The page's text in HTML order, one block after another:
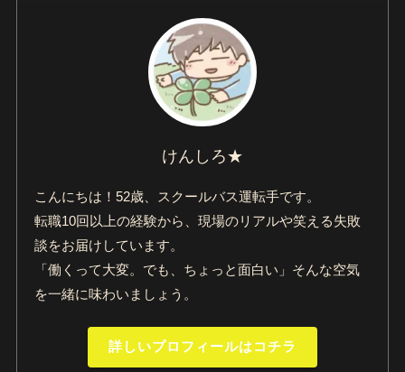
けんしろ★
こんにちは！52歳、スクールバス運転手です。
転職10回以上の経験から、現場のリアルや笑える失敗
談をお届けしています。
「働くって大変。でも、ちょっと面白い」そんな空気
を一緒に味わいましょう。
詳しいプロフィールはコチラ